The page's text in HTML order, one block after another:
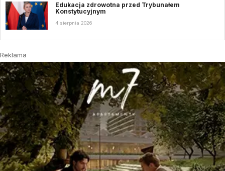
Edukacja zdrowotna przed Trybunałem
Konstytucyjnym
4 sierpnia 2026
Reklama